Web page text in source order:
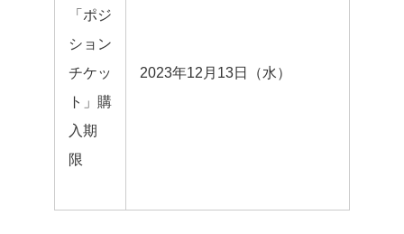
「ポジ
ション
チケッ
ト」購
入期
限
2023年12月13日（水）